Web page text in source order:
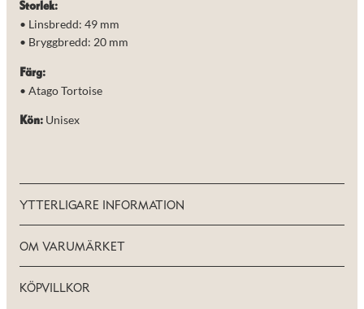
Storlek:
• Linsbredd: 49 mm
• Bryggbredd: 20 mm
Färg:
• Atago Tortoise
Kön: Unisex
YTTERLIGARE INFORMATION
OM VARUMÄRKET
KÖPVILLKOR
prestera så
bra som
möjligt under
ditt besök.
de här
kakorna
funktionalitet
Marknadsföring
Genom att dela
med dig av dina
intressen och ditt
beteende när du
surfar ökar du
chansen att få se